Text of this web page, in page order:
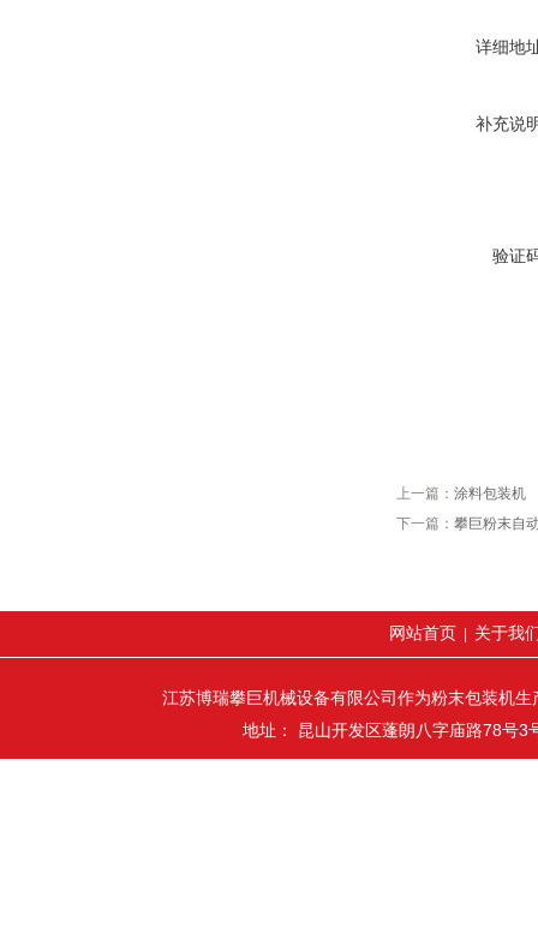
详细地
补充说
验证
上一篇： 涂料包装机
下一篇： 攀巨粉末自
网站首页 关于我
江苏博瑞攀巨机械设备有限公司作为粉末包装机
地址： 昆山开发区蓬朗八字庙路78号